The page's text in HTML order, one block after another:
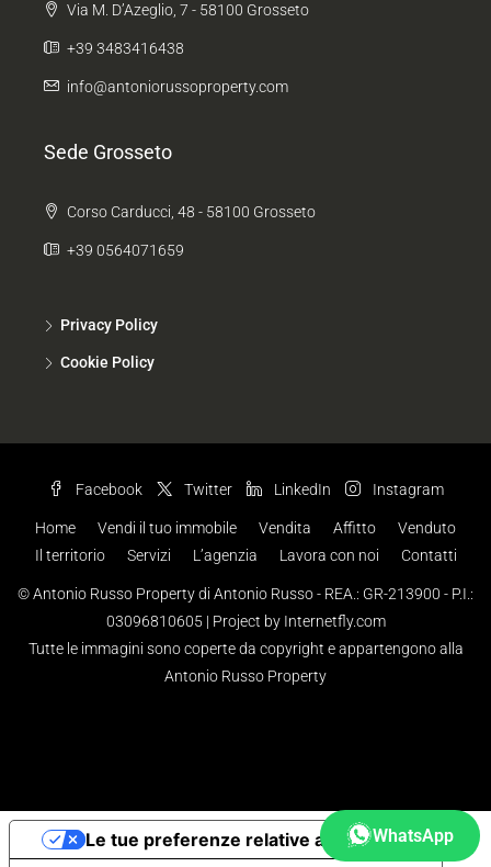
Via M. D’Azeglio, 7 - 58100 Grosseto
+39 3483416438
info@antoniorussoproperty.com
Sede Grosseto
Corso Carducci, 48 - 58100 Grosseto
+39 0564071659
Privacy Policy
Cookie Policy
Facebook Twitter LinkedIn Instagram
Home Vendi il tuo immobile Vendita Affitto
Venduto
Il territorio
Servizi L’agenzia Lavora con noi Contatti
© Antonio Russo Property di Antonio Russo - REA.: GR-213900 - P.I.:
03096810605 | Project by Internetfly.com
Tutte le immagini sono coperte da copyright e appartengono alla
Antonio Russo Property
WhatsApp
Le tue preferenze relative alla privacy